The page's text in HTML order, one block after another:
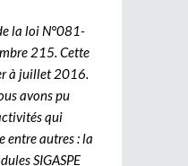
la loi N°081-
215. Cette
à juillet 2016.
avons pu
qui
entre autres : la
SIGASPE